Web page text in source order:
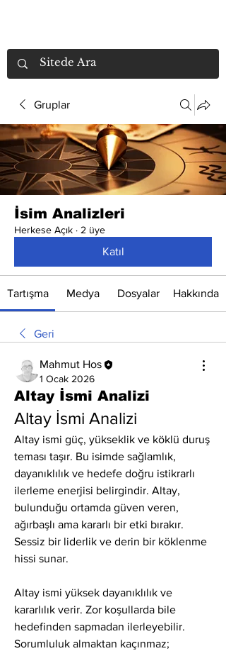
Gruplar
İsim Analizleri
Herkese Açık · 2 üye
Katıl
Tartışma Medya Dosyalar Hakkında
Geri
Mahmut Hos
1 Ocak 2026
Altay İsmi Analizi
Altay İsmi Analizi
Altay ismi güç, yükseklik ve köklü duruş
teması taşır. Bu isimde sağlamlık,
dayanıklılık ve hedefe doğru istikrarlı
ilerleme enerjisi belirgindir. Altay,
bulunduğu ortamda güven veren,
ağırbaşlı ama kararlı bir etki bırakır.
Sessiz bir liderlik ve derin bir köklenme
hissi sunar.
Altay ismi yüksek dayanıklılık ve
kararlılık verir. Zor koşullarda bile
hedefinden sapmadan ilerleyebilir.
Sorumluluk almaktan kaçınmaz;